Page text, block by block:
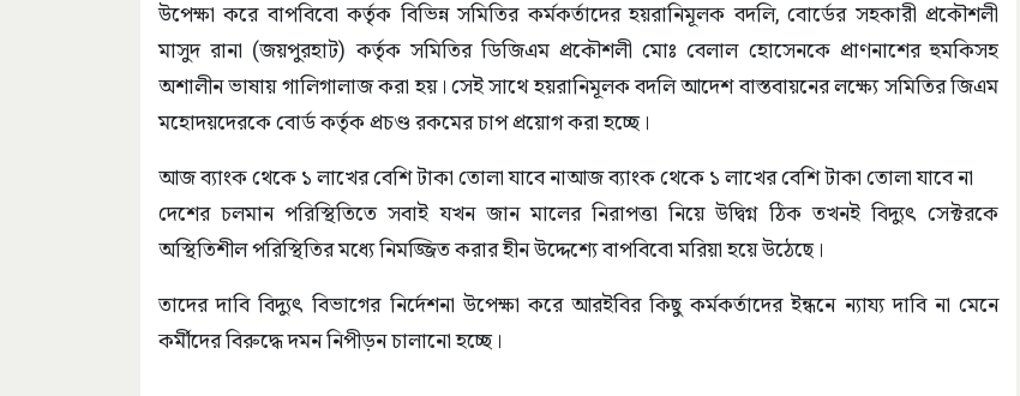
উপেক্ষা করে বাপবিবো কর্তৃক বিভিন্ন সমিতির কর্মকর্তাদের হয়রানিমূলক বদলি, বোর্ডের সহকারী প্রকৌশলী
মাসুদ রানা (জয়পুরহাট) কর্তৃক সমিতির ডিজিএম প্রকৌশলী মোঃ বেলাল হোসেনকে প্রাণনাশের হুমকিসহ
অশালীন ভাষায় গালিগালাজ করা হয়। সেই সাথে হয়রানিমূলক বদলি আদেশ বাস্তবায়নের লক্ষ্যে সমিতির জিএম
মহোদয়দেরকে বোর্ড কর্তৃক প্রচণ্ড রকমের চাপ প্রয়োগ করা হচ্ছে।
আজ ব্যাংক থেকে ১ লাখের বেশি টাকা তোলা যাবে নাআজ ব্যাংক থেকে ১ লাখের বেশি টাকা তোলা যাবে না
দেশের চলমান পরিস্থিতিতে সবাই যখন জান মালের নিরাপত্তা নিয়ে উদ্বিগ্ন ঠিক তখনই বিদ্যুৎ সেক্টরকে
অস্থিতিশীল পরিস্থিতির মধ্যে নিমজ্জিত করার হীন উদ্দেশ্যে বাপবিবো মরিয়া হয়ে উঠেছে।
তাদের দাবি বিদ্যুৎ বিভাগের নির্দেশনা উপেক্ষা করে আরইবির কিছু কর্মকর্তাদের ইন্ধনে ন্যায্য দাবি না মেনে
কর্মীদের বিরুদ্ধে দমন নিপীড়ন চালানো হচ্ছে।